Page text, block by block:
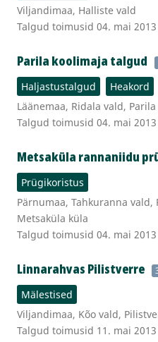
Viljandimaa, Halliste vald
Talgud toimusid 04. mai 2013
Parila koolimaja talgud
Haljastustalgud
Heakord
Läänemaa, Ridala vald, Parila
Talgud toimusid 04. mai 2013
Metsaküla rannaniidu
Prügikoristus
Pärnumaa, Tahkuranna
Metsaküla küla
Talgud toimusid 04. mai 2013
Linnarahvas Pilistverre
Mälestised
Viljandimaa, Kõo vald,
Talgud toimusid 11. mai 2013